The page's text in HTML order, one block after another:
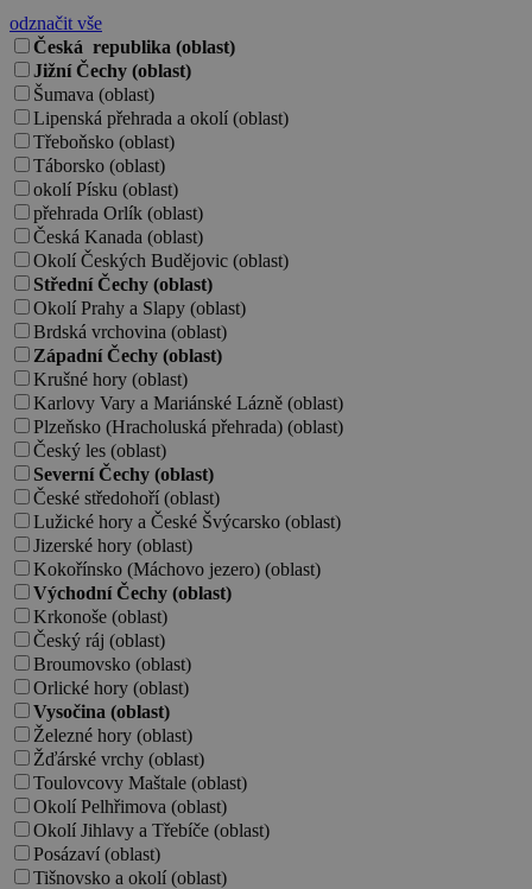
odznačit vše
Česká republika (oblast)
Jižní Čechy (oblast)
Šumava (oblast)
Lipenská přehrada a okolí (oblast)
Třeboňsko (oblast)
Táborsko (oblast)
okolí Písku (oblast)
přehrada Orlík (oblast)
Česká Kanada (oblast)
Okolí Českých Budějovic (oblast)
Střední Čechy (oblast)
Okolí Prahy a Slapy (oblast)
Brdská vrchovina (oblast)
Západní Čechy (oblast)
Krušné hory (oblast)
Karlovy Vary a Mariánské Lázně (oblast)
Plzeňsko (Hracholuská přehrada) (oblast)
Český les (oblast)
Severní Čechy (oblast)
České středohoří (oblast)
Lužické hory a České Švýcarsko (oblast)
Jizerské hory (oblast)
Kokořínsko (Máchovo jezero) (oblast)
Východní Čechy (oblast)
Krkonoše (oblast)
Český ráj (oblast)
Broumovsko (oblast)
Orlické hory (oblast)
Vysočina (oblast)
Železné hory (oblast)
Žďárské vrchy (oblast)
Toulovcovy Maštale (oblast)
Okolí Pelhřimova (oblast)
Okolí Jihlavy a Třebíče (oblast)
Posázaví (oblast)
Tišnovsko a okolí (oblast)